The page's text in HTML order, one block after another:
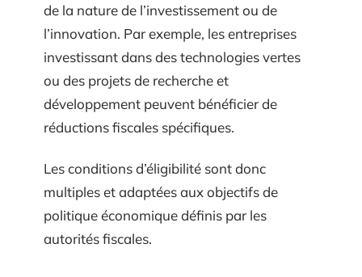
de la nature de l’investissement ou de
l’innovation. Par exemple, les entreprises
investissant dans des technologies vertes
ou des projets de recherche et
développement peuvent bénéficier de
réductions fiscales spécifiques.
Les conditions d’éligibilité sont donc
multiples et adaptées aux objectifs de
politique économique définis par les
autorités fiscales.